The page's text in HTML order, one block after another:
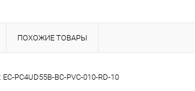
ПОХОЖИЕ ТОВАРЫ
EC-PC4UD55B-BC-PVC-010-RD-10